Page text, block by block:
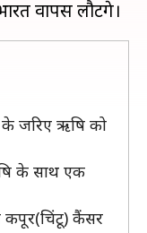
जरिए ऋषि को
के साथ एक
कपूर(चिंटू) कैंसर